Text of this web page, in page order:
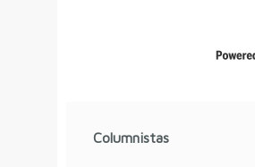
Columnistas